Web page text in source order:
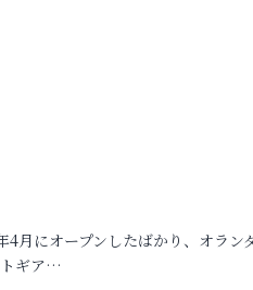
月にオープンしたばかり、オラン
ギア…